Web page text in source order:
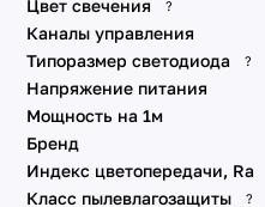
DMX
SPI
Стабилизированные IC
Питание от сети 230V
Специализированные
Цвет свечения
?
Каналы управления
Типоразмер светодиода
?
Напряжение питания
Мощность на 1м
Бренд
Индекс цветопередачи, Ra
Класс пылевлагозащиты
?